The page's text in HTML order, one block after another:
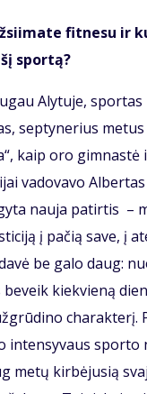
fit­ne­su ir
spor­tą?
Aly­tu­je,
sep­ty­ne­rius
kaip oro gim­nas­tė
va­do­va­vo
nau­ja pa­tir­tis –
į pa­čią sa­ve, į
be ga­lo daug:
kiek­vie­ną
cha­rak­te­rį.
in­ten­sy­vaus spor­to
me­tų kir­bė­ju­sią